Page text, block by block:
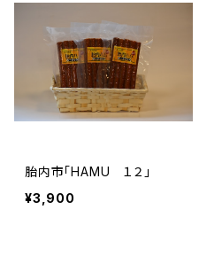
胎内市「HAMU １２」
¥3,900